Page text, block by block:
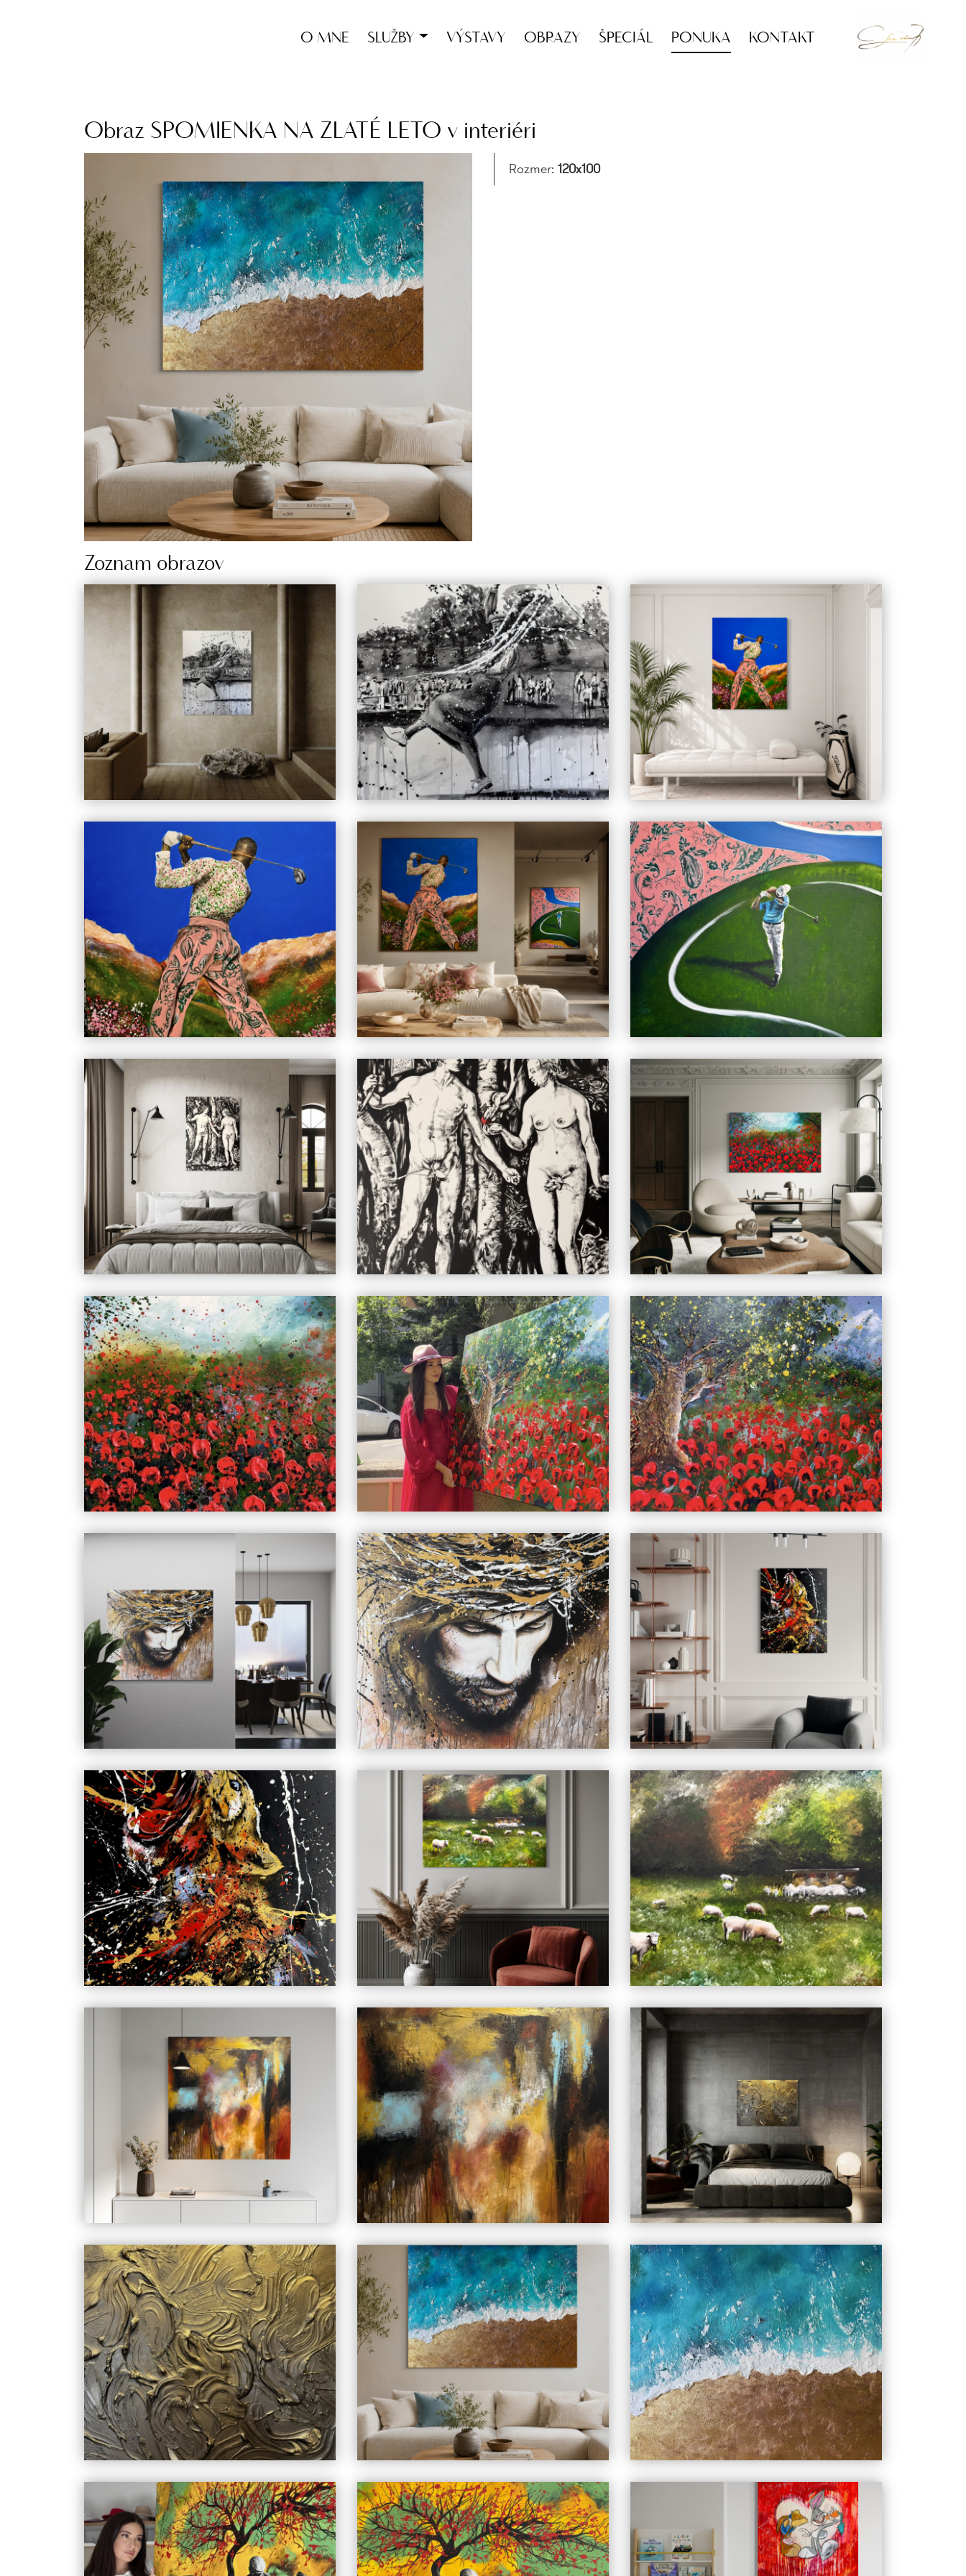
O MNE SLUŽBY VÝSTAVY OBRAZY ŠPECIÁL PONUKA KONTAKT
Obraz SPOMIENKA NA ZLATÉ LETO v interiéri
Rozmer: 120x100
Zoznam obrazov